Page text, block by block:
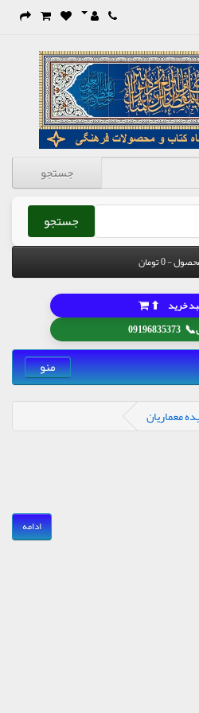
جستجو
جستجو
📞
09196835373
خرید ⬆
منو
معماریان
ادامه